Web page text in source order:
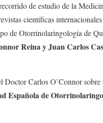
de estudio de la
científicas
de Otorrinolaringología de
Reina y Juan Carlos
Carlos O’Connor
Española de